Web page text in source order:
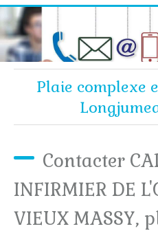
Plaie complexe
Contacter
INFIRMIER DE
VIEUX MASSY,